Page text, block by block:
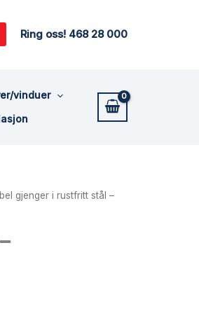
Ring oss! 468 28 000
vinduer
gjenger i rustfritt stål –